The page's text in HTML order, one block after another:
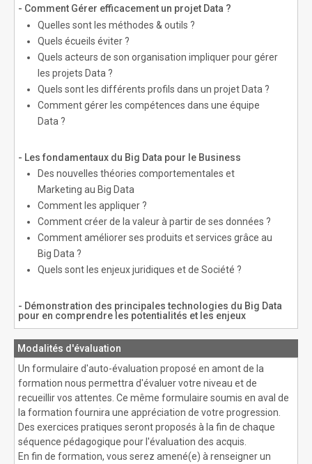
- Comment Gérer efficacement un projet Data ?
Quelles sont les méthodes & outils ?
Quels écueils éviter ?
Quels acteurs de son organisation impliquer pour gérer
les projets Data ?
Quels sont les différents profils dans un projet Data ?
Comment gérer les compétences dans une équipe
Data ?
- Les fondamentaux du Big Data pour le Business
Des nouvelles théories comportementales et
Marketing au Big Data
Comment les appliquer ?
Comment créer de la valeur à partir de ses données ?
Comment améliorer ses produits et services grâce au
Big Data ?
Quels sont les enjeux juridiques et de Société ?
- Démonstration des principales technologies du Big Data
pour en comprendre les potentialités et les enjeux
Modalités d'évaluation
Un formulaire d'auto-évaluation proposé en amont de la
formation nous permettra d'évaluer votre niveau et de
recueillir vos attentes. Ce même formulaire soumis en aval de
la formation fournira une appréciation de votre progression.
Des exercices pratiques seront proposés à la fin de chaque
séquence pédagogique pour l'évaluation des acquis.
En fin de formation, vous serez amené(e) à renseigner un